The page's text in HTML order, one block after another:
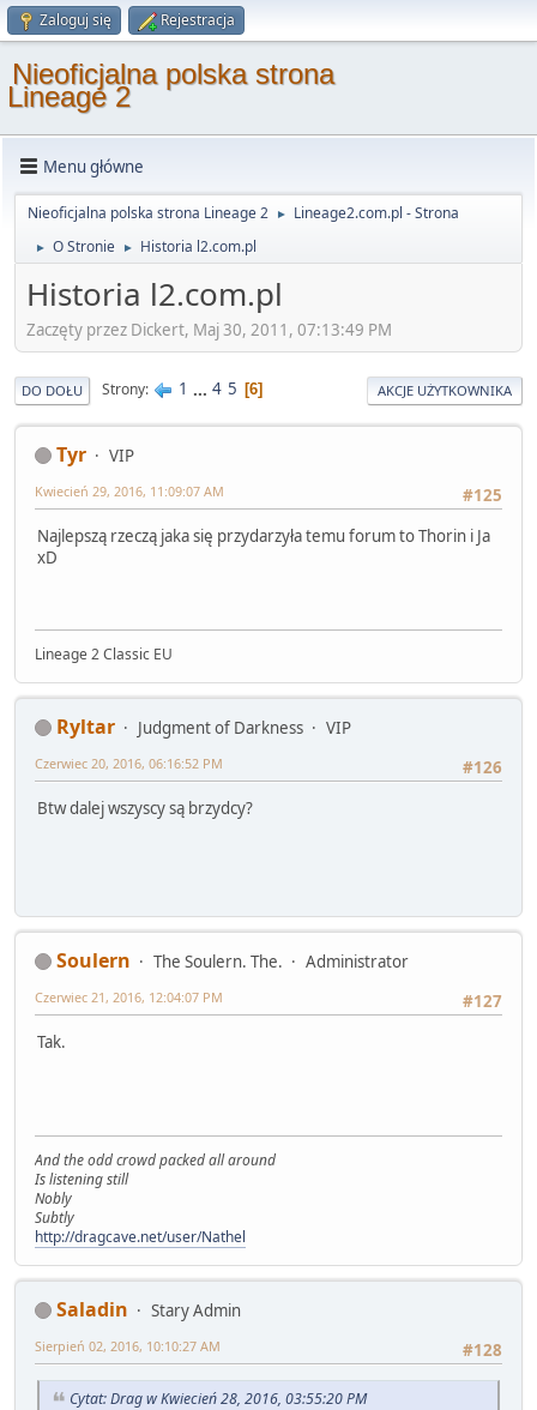
Zaloguj się Rejestracja
Nieoficjalna polska strona
Lineage 2
Menu główne
Nieoficjalna polska strona Lineage 2 ► Lineage2.com.pl - Strona
► O Stronie ► Historia l2.com.pl
Historia l2.com.pl
Zaczęty przez Dickert, Maj 30, 2011, 07:13:49 PM
DO DOŁU Strony 1 ... 4 5 6 AKCJE UŻYTKOWNIKA
Tyr
VIP
#125
Kwiecień 29, 2016, 11:09:07 AM
Najlepszą rzeczą jaka się przydarzyła temu forum to Thorin i Ja
xD
Lineage 2 Classic EU
Ryltar Judgment of Darkness
VIP
#126
Czerwiec 20, 2016, 06:16:52 PM
Btw dalej wszyscy są brzydcy?
Soulern The Soulern. The.
Administrator
#127
Czerwiec 21, 2016, 12:04:07 PM
Tak.
And the odd crowd packed all around
Is listening still
Nobly
Subtly
http://dragcave.net/user/Nathel
Saladin
Stary Admin
#128
Sierpień 02, 2016, 10:10:27 AM
Cytat: Drag w Kwiecień 28, 2016, 03:55:20 PM